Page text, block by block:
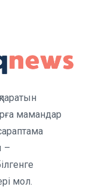
мамандар
–
мол.